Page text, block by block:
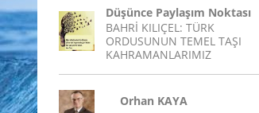
Düşünce Paylaşım Noktası
BAHRİ KILIÇEL: TÜRK
ORDUSUNUN TEMEL TAŞI
KAHRAMANLARIMIZ
Orhan KAYA